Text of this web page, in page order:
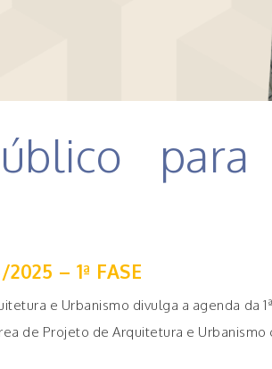
– 1ª FASE
e Urbanismo divulga a agenda
de Projeto de Arquitetura e Urbanismo